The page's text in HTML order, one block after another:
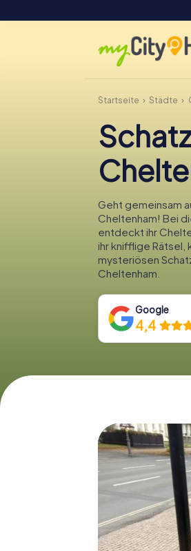
Startseite Städte
Geht gemeinsam
Cheltenham! Bei
entdeckt ihr
ihr knifflige
mysteriösen
Cheltenham.
Google
4,4